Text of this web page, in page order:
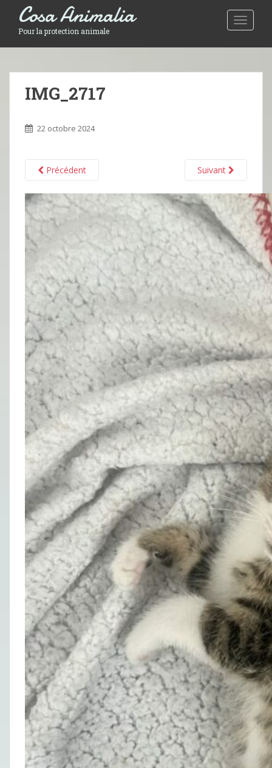
Toggle
Cosa Animalia
Pour la protection animale
IMG_2717
22 octobre 2024
Précédent Suivant